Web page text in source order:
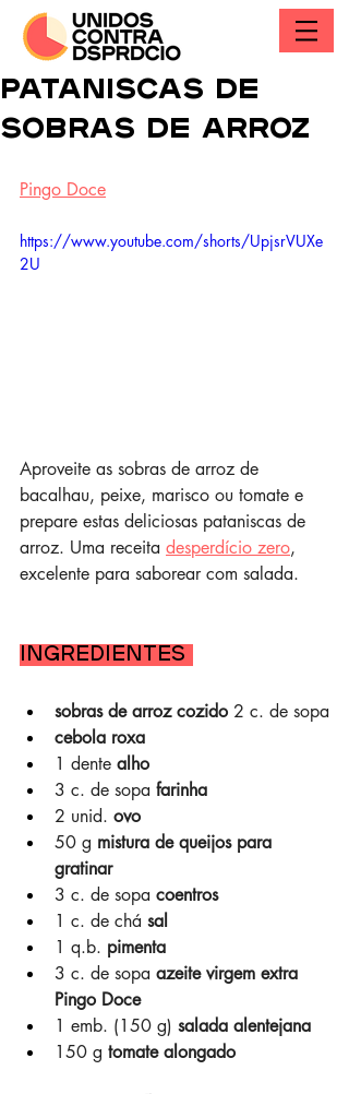
Pataniscas de
sobras de arroz
Pingo Doce
https://www.youtube.com/shorts/UpjsrVUXe
2U
Aproveite as sobras de arroz de
bacalhau, peixe, marisco ou tomate e
prepare estas deliciosas pataniscas de
arroz. Uma receita desperdício zero,
excelente para saborear com salada.
Ingredientes
sobras de arroz cozido 2 c. de sopa
cebola roxa
1 dente alho
3 c. de sopa farinha
2 unid. ovo
50 g mistura de queijos para
gratinar
3 c. de sopa coentros
1 c. de chá sal
1 q.b. pimenta
3 c. de sopa azeite virgem extra
Pingo Doce
1 emb. (150 g) salada alentejana
150 g tomate alongado